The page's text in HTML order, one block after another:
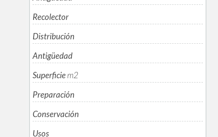
Recolector
Distribución
Antigüedad
Superficiem2
Preparación
Conservación
Usos